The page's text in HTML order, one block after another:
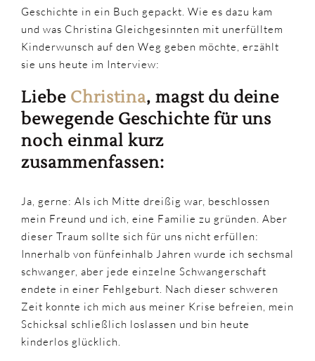
Geschichte in ein Buch gepackt. Wie es dazu kam
und was Christina Gleichgesinnten mit unerfülltem
Kinderwunsch auf den Weg geben möchte, erzählt
sie uns heute im Interview:
Liebe Christina, magst du deine
bewegende Geschichte für uns
noch einmal kurz
zusammenfassen:
Ja, gerne: Als ich Mitte dreißig war, beschlossen
mein Freund und ich, eine Familie zu gründen. Aber
dieser Traum sollte sich für uns nicht erfüllen:
Innerhalb von fünfeinhalb Jahren wurde ich sechsmal
schwanger, aber jede einzelne Schwangerschaft
endete in einer Fehlgeburt. Nach dieser schweren
Zeit konnte ich mich aus meiner Krise befreien, mein
Schicksal schließlich loslassen und bin heute
kinderlos glücklich.